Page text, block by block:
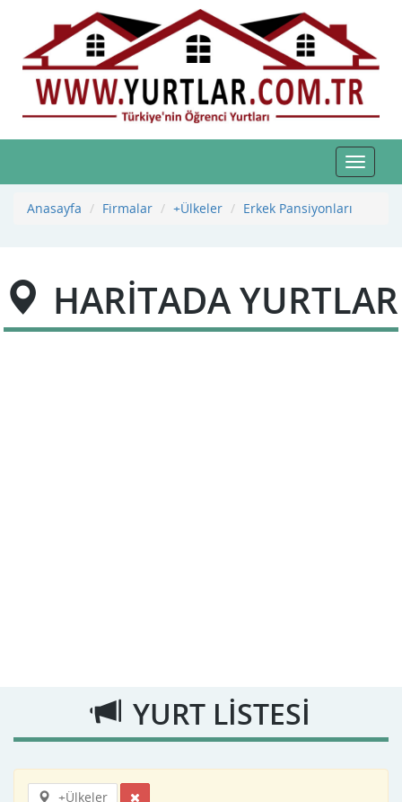
Toggle
Anasayfa
Firmalar +Ülkeler Erkek Pansiyonları
HARİTADA YURTLAR
YURT LİSTESİ
+Ülkeler